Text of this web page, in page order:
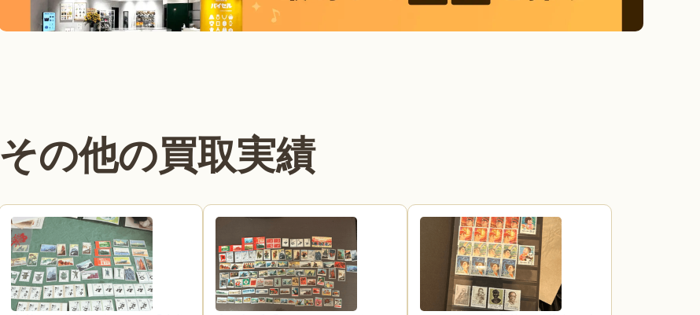
その他の買取実績